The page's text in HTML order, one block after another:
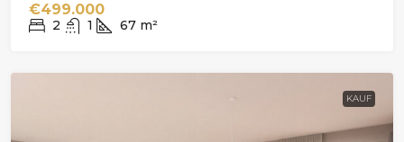
€499.000
2 1 67 m²
KAUF